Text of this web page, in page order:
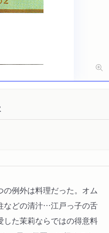
例外は料理だった。オム
などの清汁…江戸っ子の舌
した茉莉ならではの得意料